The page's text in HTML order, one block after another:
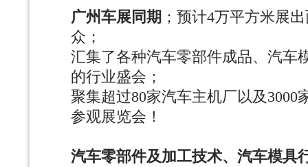
广州车展同期 ；预计4万平方米展
众；
汇集了各种汽车零部件成品、汽车
的行业盛会；
聚集超过80家汽车主机厂以及3000
参观展览会！
汽车零部件及加工技术、汽车模具